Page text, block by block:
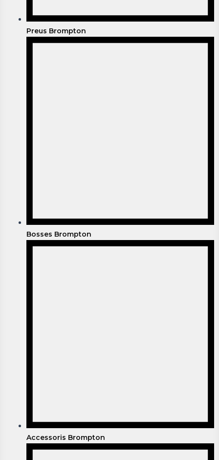
Preus Brompton
Bosses Brompton
Accessoris Brompton